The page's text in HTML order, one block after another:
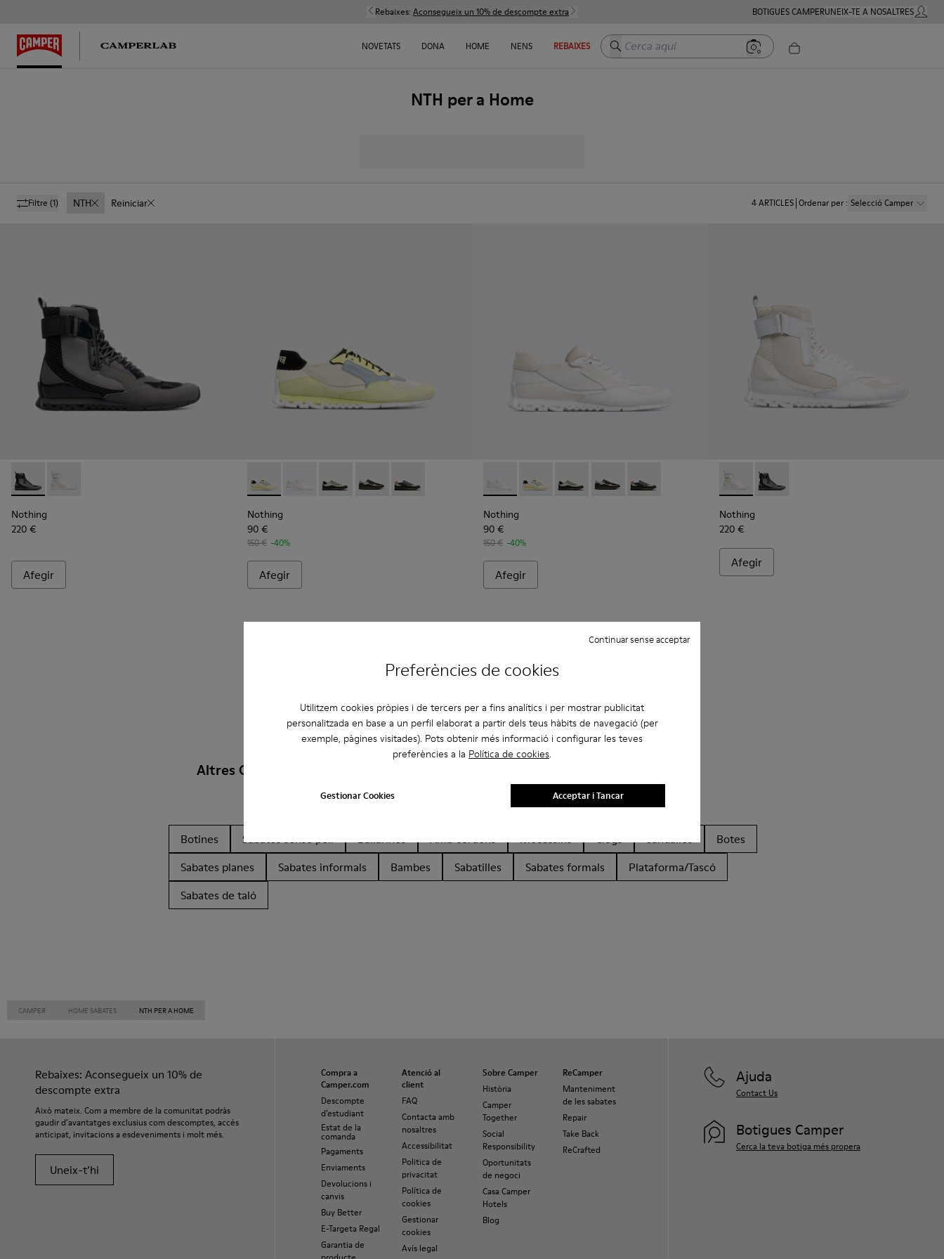
Preferències de cookies
Utilitzem cookies pròpies i de tercers per a fins analítics i per mostrar publicitat
personalitzada en base a un perfil elaborat a partir dels teus hàbits de navegació (per
exemple, pàgines visitades). Pots obtenir més informació i configurar les teves
preferències a la Política de cookies.
Gestionar Cookies
Continuar sense acceptar
Acceptar i Tancar
Rebaixes: Aconsegueix un 10% de descompte extra BOTIGUES CAMPERUNEIX-TE A NOSALTRES
NOVETATS DONA HOME NENS REBAIXES Cerca aquí
NTH per a Home
Filtre (1) NTH Reiniciar 4ARTICLES Ordenar per: Selecció Camper
Nothing - K300264-001 - Multicolor
Nothing - K300264-004 - Multicolor
Nothing
220 €
Afegir
Nothing - K100436-001 - Multicolor
Nothing - K100436-024 - Sneaker de color blanc i crema per a home
Nothing - K100436-001Q
Nothing - K100436-007Q
Nothing - K100436-006Q
Nothing
90 €
150 € -40%
Afegir
Nothing - K100436-024 - Sneaker de color blanc i crema per a home
Nothing - K100436-001 - Multicolor
Nothing - K100436-001Q
Nothing - K100436-007Q
Nothing - K100436-006Q
Nothing
90 €
150 € -40%
Afegir
Nothing - K300264-004 - Multicolor
Nothing - K300264-001 - Multicolor
Nothing
220 €
Afegir
Altres Categories
Botines Sabates sense pell Ballarines Amb cordons Mocassins Clogs Sandàlies
Botes
Sabates planes
Sabates informals Bambes Sabatilles Sabates formals
Plataforma/Tascó
Sabates de taló
CAMPER HOME SABATES NTH PER A HOME
Rebaixes: Aconsegueix un 10% de
descompte extra
Això mateix. Com a membre de la comunitat podràs
gaudir d’avantatges exclusius com descomptes, accés
anticipat, invitacions a esdeveniments i molt més.
Uneix-t’hi
Compra a
Camper.com
Descompte
d’estudiant
Estat de la
comanda
Pagaments
Enviaments
Devolucions i
canvis
Buy Better
E-Targeta Regal
Garantia de
Atenció al
client
FAQ
Contacta amb
nosaltres
Accessibilitat
Politica de
privacitat
Política de
cookies
Gestionar
cookies
Avís legal
Sobre Camper
Història
Camper
Together
Social
Responsibility
Oportunitats
de negoci
Casa Camper
Hotels
Blog
ReCamper
Manteniment
de les sabates
Repair
Take Back
ReCrafted
Ajuda
Contact Us
Botigues Camper
Cerca la teva botiga més propera